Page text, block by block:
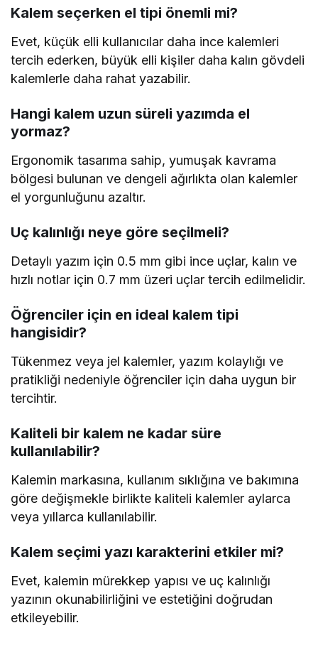
Kalem seçerken el tipi önemli mi?
Evet, küçük elli kullanıcılar daha ince kalemleri
tercih ederken, büyük elli kişiler daha kalın gövdeli
kalemlerle daha rahat yazabilir.
Hangi kalem uzun süreli yazımda el
yormaz?
Ergonomik tasarıma sahip, yumuşak kavrama
bölgesi bulunan ve dengeli ağırlıkta olan kalemler
el yorgunluğunu azaltır.
Uç kalınlığı neye göre seçilmeli?
Detaylı yazım için 0.5 mm gibi ince uçlar, kalın ve
hızlı notlar için 0.7 mm üzeri uçlar tercih edilmelidir.
Öğrenciler için en ideal kalem tipi
hangisidir?
Tükenmez veya jel kalemler, yazım kolaylığı ve
pratikliği nedeniyle öğrenciler için daha uygun bir
tercihtir.
Kaliteli bir kalem ne kadar süre
kullanılabilir?
Kalemin markasına, kullanım sıklığına ve bakımına
göre değişmekle birlikte kaliteli kalemler aylarca
veya yıllarca kullanılabilir.
Kalem seçimi yazı karakterini etkiler mi?
Evet, kalemin mürekkep yapısı ve uç kalınlığı
yazının okunabilirliğini ve estetiğini doğrudan
etkileyebilir.